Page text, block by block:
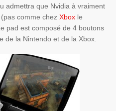
admettra que Nvidia à vraiment
(pas comme chez Xbox le
pad est composé de 4 boutons
de la Nintendo et de la Xbox.